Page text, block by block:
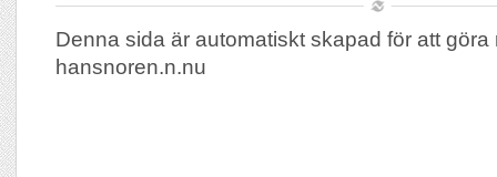
Denna sida är automatiskt skapad för att göra
hansnoren.n.nu